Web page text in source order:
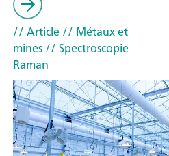
// Article// Métaux et
mines// Spectroscopie
Raman